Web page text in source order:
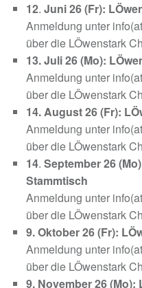
12.Juni 26 (Fr):
Anmeldung unter
über die LÖwenstark
13. Juli 26 (Mo):
Anmeldung unter
über die LÖwenstark
14. August 26 (Fr):
Anmeldung unter
über die LÖwenstark
14.September 26
Stammtisch
Anmeldung unter
über die LÖwenstark
9. Oktober 26 (Fr):
Anmeldung unter
über die LÖwenstark
9. November 26 (Mo):